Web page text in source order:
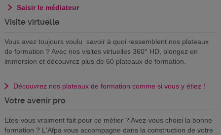
Saisir le médiateur
Visite virtuelle
Vous avez toujours voulu savoir à quoi ressemblent nos plateaux
de formation ? Avec nos visites virtuelles 360° HD, plongez en
immersion et découvrez plus de 60 plateaux de formation.
Découvrez nos plateaux de formation comme si vous y étiez !
Votre avenir pro
Etes-vous vraiment fait pour ce métier ? Avez-vous choisi la bonne
formation ? L'Afpa vous accompagne dans la construction de votre